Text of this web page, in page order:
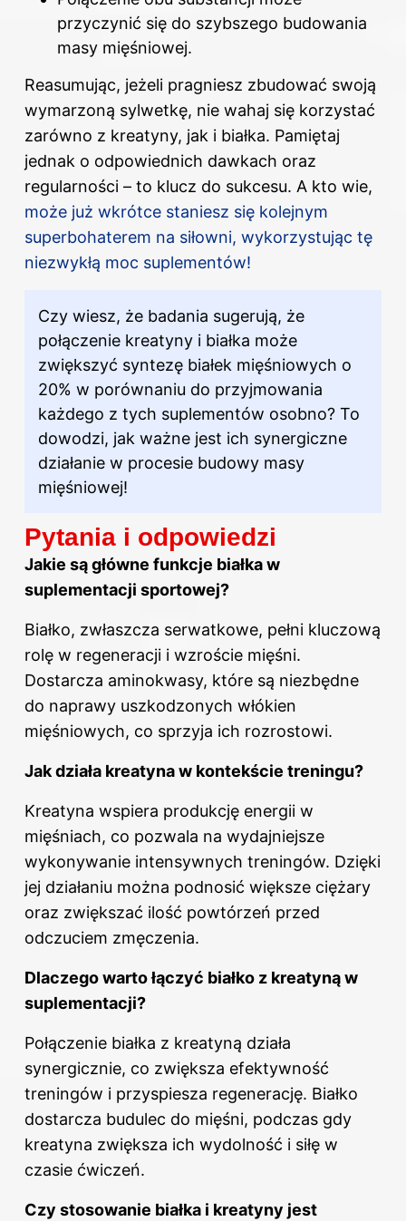
przyczynić się do szybszego budowania
masy mięśniowej.
Reasumując, jeżeli pragniesz zbudować swoją
wymarzoną sylwetkę, nie wahaj się korzystać
zarówno z kreatyny, jak i białka. Pamiętaj
jednak o odpowiednich dawkach oraz
regularności – to klucz do sukcesu. A kto wie,
może już wkrótce staniesz się kolejnym
superbohaterem na siłowni, wykorzystując tę
niezwykłą moc suplementów!
Czy wiesz, że badania sugerują, że
połączenie kreatyny i białka może
zwiększyć syntezę białek mięśniowych o
20% w porównaniu do przyjmowania
każdego z tych suplementów osobno? To
dowodzi, jak ważne jest ich synergiczne
działanie w procesie budowy masy
mięśniowej!
Pytania i odpowiedzi
Jakie są główne funkcje białka w
suplementacji sportowej?
Białko, zwłaszcza serwatkowe, pełni kluczową
rolę w regeneracji i wzroście mięśni.
Dostarcza aminokwasy, które są niezbędne
do naprawy uszkodzonych włókien
mięśniowych, co sprzyja ich rozrostowi.
Jak działa kreatyna w kontekście treningu?
Kreatyna wspiera produkcję energii w
mięśniach, co pozwala na wydajniejsze
wykonywanie intensywnych treningów. Dzięki
jej działaniu można podnosić większe ciężary
oraz zwiększać ilość powtórzeń przed
odczuciem zmęczenia.
Dlaczego warto łączyć białko z kreatyną w
suplementacji?
Połączenie białka z kreatyną działa
synergicznie, co zwiększa efektywność
treningów i przyspiesza regenerację. Białko
dostarcza budulec do mięśni, podczas gdy
kreatyna zwiększa ich wydolność i siłę w
czasie ćwiczeń.
Czy stosowanie białka i kreatyny jest